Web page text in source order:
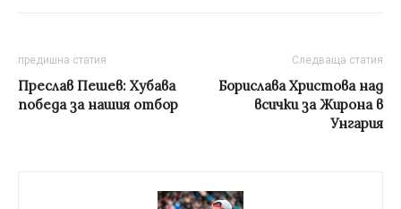
предишна статия
Преслав Пешев: Хубава
победа за нашия отбор
Следваща статия
Борислава Христова над
всички за Жирона в
Унгария